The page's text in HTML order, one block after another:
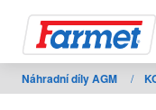
Zpět
na
Náhradní díly AGM /